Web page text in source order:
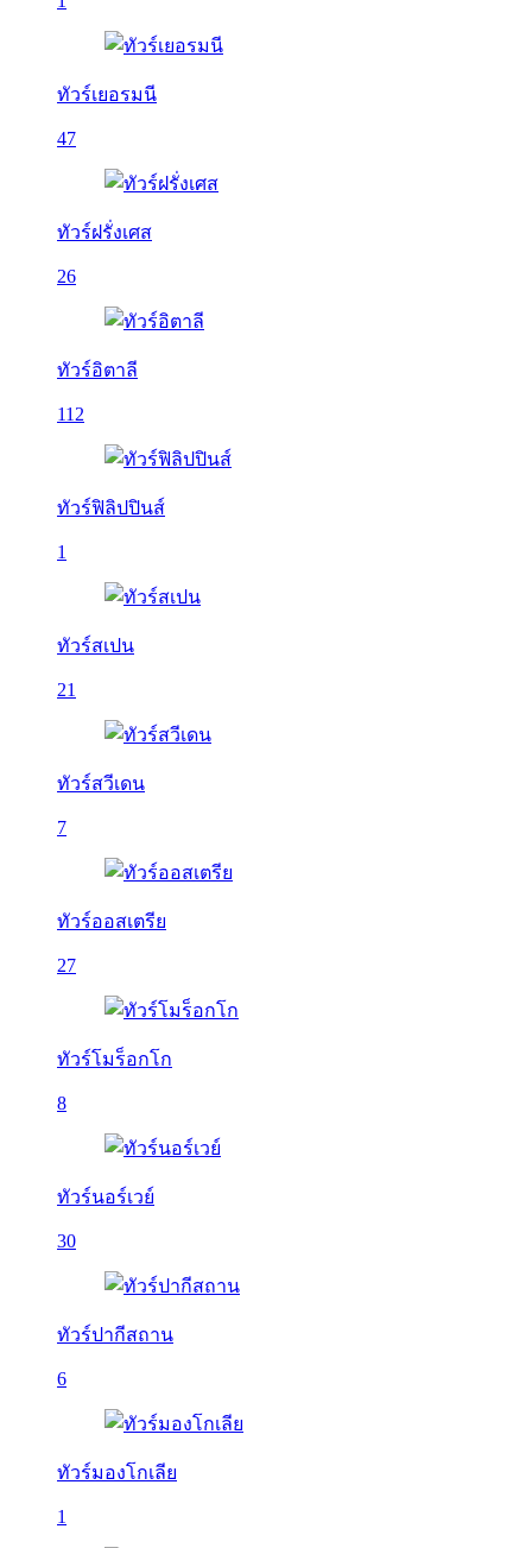
ทัวร์เยอรมนี
47
ทัวร์ฝรั่งเศส
26
ทัวร์อิตาลี
112
ทัวร์ฟิลิปปินส์
1
ทัวร์สเปน
21
ทัวร์สวีเดน
7
ทัวร์ออสเตรีย
27
ทัวร์โมร็อกโก
8
ทัวร์นอร์เวย์
30
ทัวร์ปากีสถาน
6
ทัวร์มองโกเลีย
1